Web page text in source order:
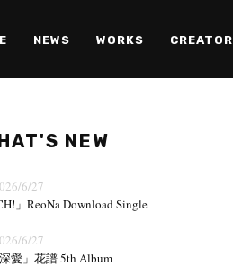
NEWS WORKS CREATOR
NEW
6/27
」ReoNa Download Single
6/27
深愛」花譜 5th Album